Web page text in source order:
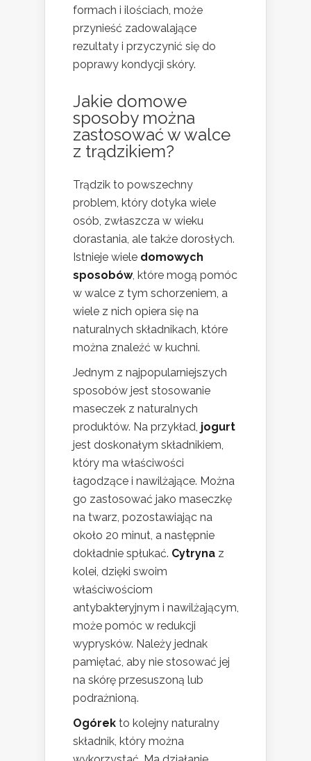
formach i ilościach, może
przynieść zadowalające
rezultaty i przyczynić się do
poprawy kondycji skóry.
Jakie domowe
sposoby można
zastosować w walce
z trądzikiem?
Trądzik to powszechny
problem, który dotyka wiele
osób, zwłaszcza w wieku
dorastania, ale także dorosłych.
Istnieje wiele domowych
sposobów, które mogą pomóc
w walce z tym schorzeniem, a
wiele z nich opiera się na
naturalnych składnikach, które
można znaleźć w kuchni.
Jednym z najpopularniejszych
sposobów jest stosowanie
maseczek z naturalnych
produktów. Na przykład, jogurt
jest doskonałym składnikiem,
który ma właściwości
łagodzące i nawilżające. Można
go zastosować jako maseczkę
na twarz, pozostawiając na
około 20 minut, a następnie
dokładnie spłukać. Cytryna z
kolei, dzięki swoim
właściwościom
antybakteryjnym i nawilżającym,
może pomóc w redukcji
wyprysków. Należy jednak
pamiętać, aby nie stosować jej
na skórę przesuszoną lub
podrażnioną.
Ogórek to kolejny naturalny
składnik, który można